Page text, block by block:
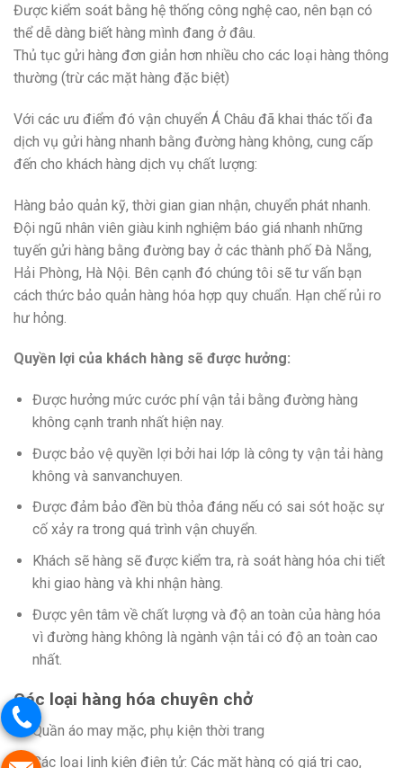
Được kiểm soát bằng hệ thống công nghệ cao, nên bạn có
thể dễ dàng biết hàng mình đang ở đâu.
Thủ tục gửi hàng đơn giản hơn nhiều cho các loại hàng thông
thường (trừ các mặt hàng đặc biệt)
Với các ưu điểm đó vận chuyển Á Châu đã khai thác tối đa
dịch vụ gửi hàng nhanh bằng đường hàng không, cung cấp
đến cho khách hàng dịch vụ chất lượng:
Hàng bảo quản kỹ, thời gian gian nhận, chuyển phát nhanh.
Đội ngũ nhân viên giàu kinh nghiệm báo giá nhanh những
tuyến gửi hàng bằng đường bay ở các thành phố Đà Nẵng,
Hải Phòng, Hà Nội. Bên cạnh đó chúng tôi sẽ tư vấn bạn
cách thức bảo quản hàng hóa hợp quy chuẩn. Hạn chế rủi ro
hư hỏng.
Quyền lợi của khách hàng sẽ được hưởng:
Được hưởng mức cước phí vận tải bằng đường hàng
không cạnh tranh nhất hiện nay.
Được bảo vệ quyền lợi bởi hai lớp là công ty vận tải hàng
không và sanvanchuyen.
Được đảm bảo đền bù thỏa đáng nếu có sai sót hoặc sự
cố xảy ra trong quá trình vận chuyển.
Khách sẽ hàng sẽ được kiểm tra, rà soát hàng hóa chi tiết
khi giao hàng và khi nhận hàng.
Được yên tâm về chất lượng và độ an toàn của hàng hóa
vì đường hàng không là ngành vận tải có độ an toàn cao
nhất.
Các loại hàng hóa chuyên chở
Quần áo may mặc, phụ kiện thời trang
Các loại linh kiện điện tử: Các mặt hàng có giá trị cao,